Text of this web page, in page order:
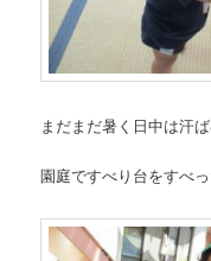
まだまだ暑く日中は汗
園庭ですべり台をすべ